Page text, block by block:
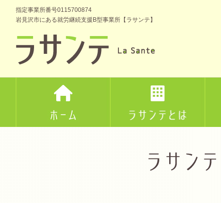
指定事業所番号0115700874
岩見沢市にある就労継続支援B型事業所【ラサンテ】